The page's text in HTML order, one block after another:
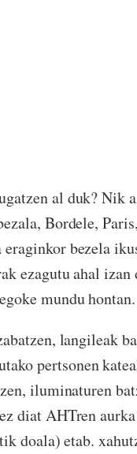
al duk? Nik
Bordele,
bezela
ezagutu ahal izan
mundu hontan.
langileak
pertsonen
iluminaturen
diat AHTren
doala) etab.